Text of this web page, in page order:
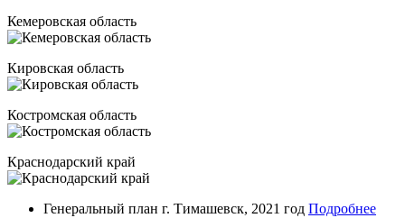
Кемеровская область
Кировская область
Костромская область
Краснодарский край
Генеральный план г. Тимашевск, 2021 год Подробнее